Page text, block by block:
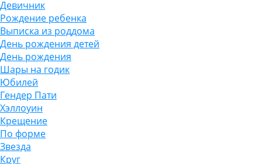
Девичник
Рождение ребенка
Выписка из роддома
День рождения детей
День рождения
Шары на годик
Юбилей
Гендер Пати
Хэллоуин
Крещение
По форме
Звезда
Круг